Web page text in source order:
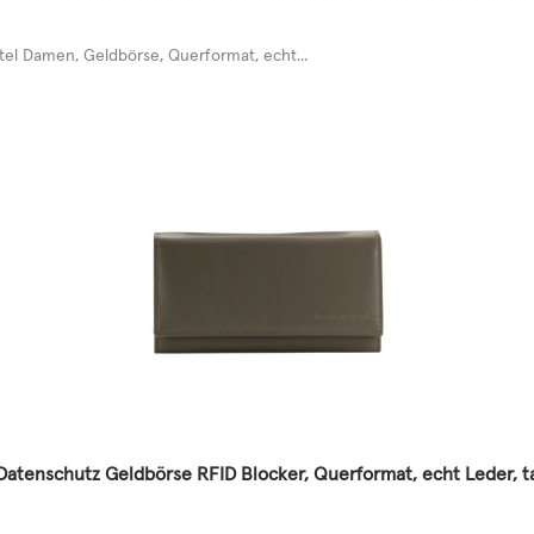
Damen, Geldbörse, Querformat, echt...
Geldbörse RFID Blocker, Querformat, echt Leder,